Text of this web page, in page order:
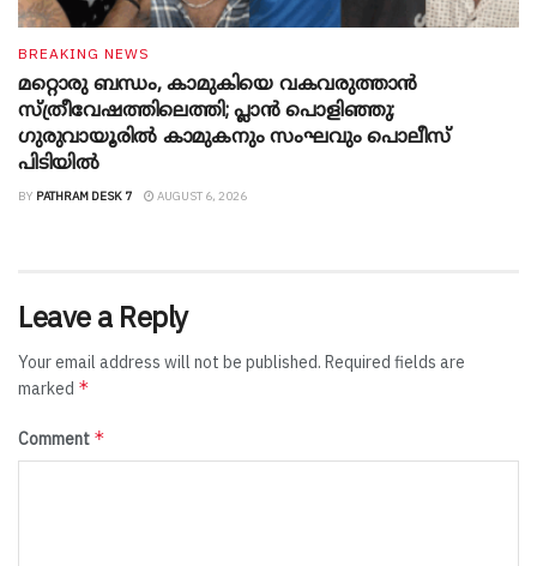
BREAKING NEWS
മറ്റൊരു ബന്ധം, കാമുകിയെ വകവരുത്താൻ
സ്ത്രീവേഷത്തിലെത്തി; പ്ലാൻ പൊളിഞ്ഞു;
ഗുരുവായൂരിൽ കാമുകനും സംഘവും പൊലീസ്
പിടിയിൽ
BY PATHRAM DESK 7 AUGUST 6, 2026
Leave a Reply
Your email address will not be published. Required fields are
marked *
Comment *